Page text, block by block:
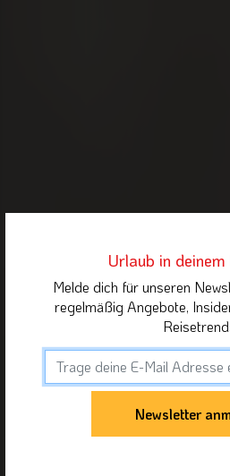
Urlaub in
Melde dich für unseren
regelmäßig Angebote,